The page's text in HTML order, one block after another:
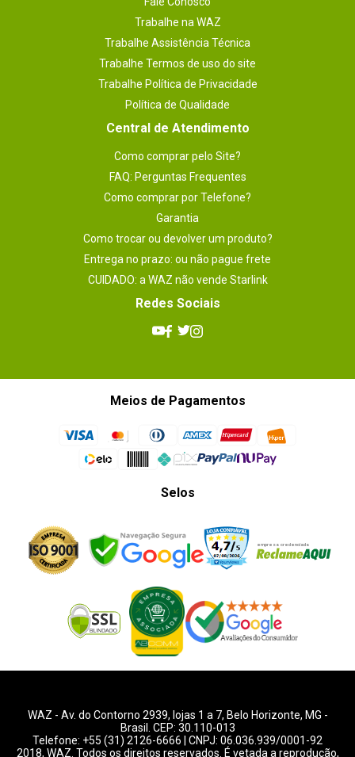
Trabalhe na WAZ
Trabalhe Assistência Técnica
Trabalhe Termos de uso do site
Trabalhe Política de Privacidade
Política de Qualidade
Central de Atendimento
Como comprar pelo Site?
FAQ: Perguntas Frequentes
Como comprar por Telefone?
Garantia
Como trocar ou devolver um produto?
Entrega no prazo: ou não pague frete
CUIDADO: a WAZ não vende Starlink
Redes Sociais
Meios de Pagamentos
Selos
WAZ - Av. do Contorno 2939, lojas 1 a 7, Belo Horizonte, MG -
Brasil. CEP: 30.110-013
Telefone: +55 (31) 2126-6666 | CNPJ: 06.036.939/0001-92
2018, WAZ. Todos os direitos reservados. É vetada a reprodução,